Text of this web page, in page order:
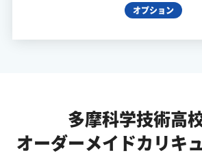
オプション
多摩科学技術高
オーダーメイドカリキ